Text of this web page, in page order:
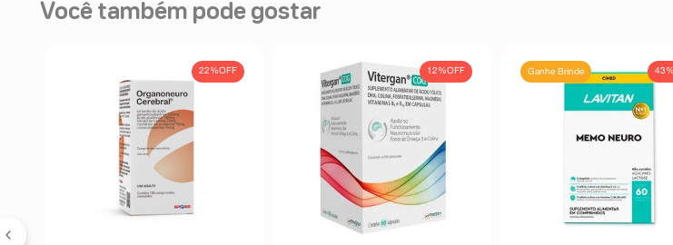
Você também pode gostar
22%OFF 12%OFF Ganhe Brinde 43%